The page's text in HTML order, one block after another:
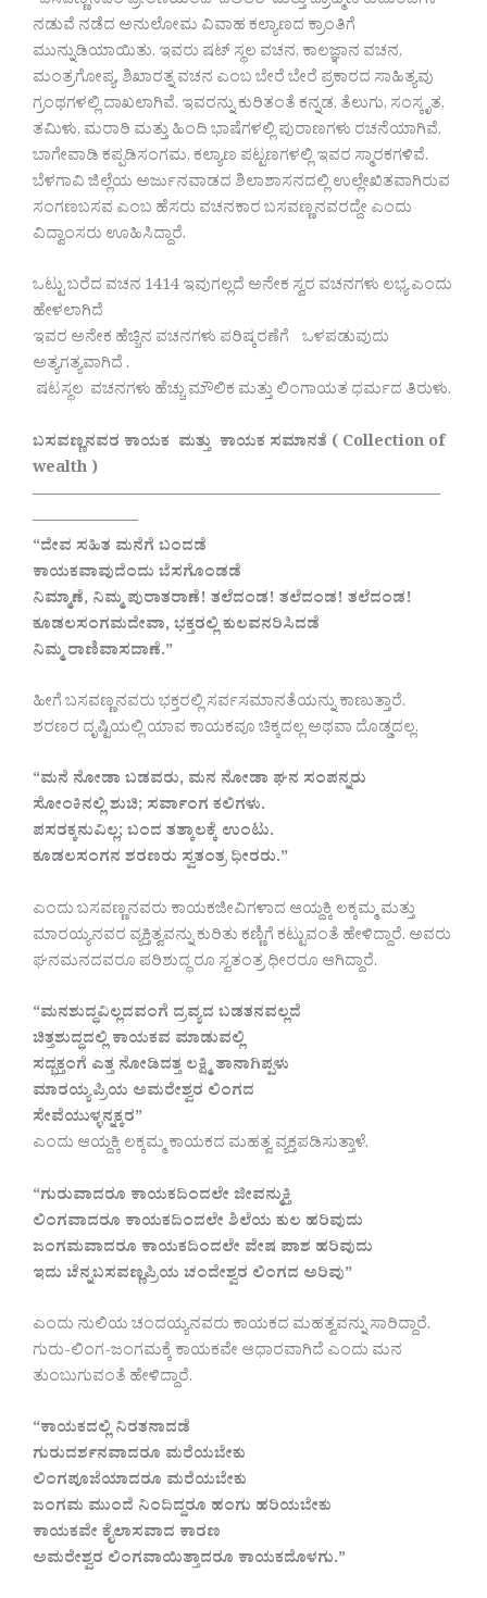
ನಡುವೆ ನಡೆದ ಅನುಲೋಮ ವಿವಾಹ ಕಲ್ಯಾಣದ ಕ್ರಾಂತಿಗೆ
ಮುನ್ನುಡಿಯಾಯಿತು. ಇವರು ಷಟ್ ಸ್ಥಲ ವಚನ, ಕಾಲಜ್ಞಾನ ವಚನ,
ಮಂತ್ರಗೋಪ್ಯ, ಶಿಖಾರತ್ನ ವಚನ ಎಂಬ ಬೇರೆ ಬೇರೆ ಪ್ರಕಾರದ ಸಾಹಿತ್ಯವು
ಗ್ರಂಥಗಳಲ್ಲಿ ದಾಖಲಾಗಿವೆ. ಇವರನ್ನು ಕುರಿತಂತೆ ಕನ್ನಡ, ತೆಲುಗು, ಸಂಸ್ಕೃತ,
ತಮಿಳು, ಮರಾಠಿ ಮತ್ತು ಹಿಂದಿ ಭಾಷೆಗಳಲ್ಲಿ ಪುರಾಣಗಳು ರಚನೆಯಾಗಿವೆ.
ಬಾಗೇವಾಡಿ ಕಪ್ಪಡಿಸಂಗಮ, ಕಲ್ಯಾಣ ಪಟ್ಟಣಗಳಲ್ಲಿ ಇವರ ಸ್ಮಾರಕಗಳಿವೆ.
ಬೆಳಗಾವಿ ಜಿಲ್ಲೆಯ ಅರ್ಜುನವಾಡದ ಶಿಲಾಶಾಸನದಲ್ಲಿ ಉಲ್ಲೇಖಿತವಾಗಿರುವ
ಸಂಗಣಬಸವ ಎಂಬ ಹೆಸರು ವಚನಕಾರ ಬಸವಣ್ಣನವರದ್ದೇ ಎಂದು
ವಿದ್ವಾಂಸರು ಊಹಿಸಿದ್ದಾರೆ.
ಒಟ್ಟು ಬರೆದ ವಚನ 1414 ಇವುಗಲ್ಲದೆ ಅನೇಕ ಸ್ವರ ವಚನಗಳು ಲಭ್ಯ ಎಂದು
ಹೇಳಲಾಗಿದೆ
ಇವರ ಅನೇಕ ಹೆಚ್ಚಿನ ವಚನಗಳು ಪರಿಷ್ಕರಣೆಗೆ ಒಳಪಡುವುದು
ಅತ್ಯಗತ್ಯವಾಗಿದೆ .
ಷಟಸ್ಥಲ ವಚನಗಳು ಹೆಚ್ಚು ಮೌಲಿಕ ಮತ್ತು ಲಿಂಗಾಯತ ಧರ್ಮದ ತಿರುಳು.
ಬಸವಣ್ಣನವರ ಕಾಯಕ ಮತ್ತು ಕಾಯಕ ಸಮಾನತೆ ( Collection of
wealth )
—————————————————————————
——————–
“ದೇವ ಸಹಿತ ಮನೆಗೆ ಬಂದಡೆ
ಕಾಯಕವಾವುದೆಂದು ಬೆಸಗೊಂಡಡೆ
ನಿಮ್ಮಾಣೆ, ನಿಮ್ಮ ಪುರಾತರಾಣೆ! ತಲೆದಂಡ! ತಲೆದಂಡ! ತಲೆದಂಡ!
ಕೂಡಲಸಂಗಮದೇವಾ, ಭಕ್ತರಲ್ಲಿ ಕುಲವನರಿಸಿದಡೆ
ನಿಮ್ಮ ರಾಣಿವಾಸದಾಣೆ.”
ಹೀಗೆ ಬಸವಣ್ಣನವರು ಭಕ್ತರಲ್ಲಿ ಸರ್ವಸಮಾನತೆಯನ್ನು ಕಾಣುತ್ತಾರೆ.
ಶರಣರ ದೃಷ್ಟಿಯಲ್ಲಿ ಯಾವ ಕಾಯಕವೂ ಚಿಕ್ಕದಲ್ಲ ಅಥವಾ ದೊಡ್ಡದಲ್ಲ.
“ಮನೆ ನೋಡಾ ಬಡವರು, ಮನ ನೋಡಾ ಘನ ಸಂಪನ್ನರು
ಸೋಂಕಿನಲ್ಲಿ ಶುಚಿ; ಸರ್ವಾಂಗ ಕಲಿಗಳು.
ಪಸರಕ್ಕನುವಿಲ್ಲ; ಬಂದ ತತ್ಕಾಲಕ್ಕೆ ಉಂಟು.
ಕೂಡಲಸಂಗನ ಶರಣರು ಸ್ವತಂತ್ರ ಧೀರರು.”
ಎಂದು ಬಸವಣ್ಣನವರು ಕಾಯಕಜೀವಿಗಳಾದ ಆಯ್ದಕ್ಕಿ ಲಕ್ಕಮ್ಮ ಮತ್ತು
ಮಾರಯ್ಯನವರ ವ್ಯಕ್ತಿತ್ವವನ್ನು ಕುರಿತು ಕಣ್ಣಿಗೆ ಕಟ್ಟುವಂತೆ ಹೇಳಿದ್ದಾರೆ. ಅವರು
ಘನಮನದವರೂ ಪರಿಶುದ್ಧ ರೂ ಸ್ವತಂತ್ರ ಧೀರರೂ ಆಗಿದ್ದಾರೆ.
“ಮನಶುದ್ಧವಿಲ್ಲದವಂಗೆ ದ್ರವ್ಯದ ಬಡತನವಲ್ಲದೆ
ಚಿತ್ತಶುದ್ಧದಲ್ಲಿ ಕಾಯಕವ ಮಾಡುವಲ್ಲಿ
ಸದ್ಭಕ್ತಂಗೆ ಎತ್ತ ನೋಡಿದತ್ತ ಲಕ್ಷ್ಮಿ ತಾನಾಗಿಪ್ಪಳು
ಮಾರಯ್ಯಪ್ರಿಯ ಅಮರೇಶ್ವರ ಲಿಂಗದ
ಸೇವೆಯುಳ್ಳನ್ನಕ್ಕರ”
ಎಂದು ಆಯ್ದಕ್ಕಿ ಲಕ್ಕಮ್ಮ ಕಾಯಕದ ಮಹತ್ವ ವ್ಯಕ್ತಪಡಿಸುತ್ತಾಳೆ.
“ಗುರುವಾದರೂ ಕಾಯಕದಿಂದಲೇ ಜೀವನ್ಮುಕ್ತಿ
ಲಿಂಗವಾದರೂ ಕಾಯಕದಿಂದಲೇ ಶಿಲೆಯ ಕುಲ ಹರಿವುದು
ಜಂಗಮವಾದರೂ ಕಾಯಕದಿಂದಲೇ ವೇಷ ಪಾಶ ಹರಿವುದು
ಇದು ಚೆನ್ನಬಸವಣ್ಣಪ್ರಿಯ ಚಂದೇಶ್ವರ ಲಿಂಗದ ಅರಿವು”
ಎಂದು ನುಲಿಯ ಚಂದಯ್ಯನವರು ಕಾಯಕದ ಮಹತ್ವವನ್ನು ಸಾರಿದ್ದಾರೆ.
ಗುರು-ಲಿಂಗ-ಜಂಗಮಕ್ಕೆ ಕಾಯಕವೇ ಆಧಾರವಾಗಿದೆ ಎಂದು ಮನ
ತುಂಬುಗುವಂತೆ ಹೇಳಿದ್ದಾರೆ.
“ಕಾಯಕದಲ್ಲಿ ನಿರತನಾದಡೆ
ಗುರುದರ್ಶನವಾದರೂ ಮರೆಯಬೇಕು
ಲಿಂಗಪೂಜೆಯಾದರೂ ಮರೆಯಬೇಕು
ಜಂಗಮ ಮುಂದೆ ನಿಂದಿದ್ದರೂ ಹಂಗು ಹರಿಯಬೇಕು
ಕಾಯಕವೇ ಕೈಲಾಸವಾದ ಕಾರಣ
ಅಮರೇಶ್ವರ ಲಿಂಗವಾಯಿತ್ತಾದರೂ ಕಾಯಕದೊಳಗು.”